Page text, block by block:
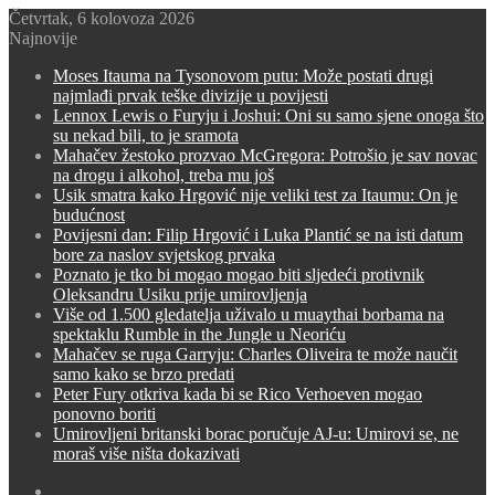
Četvrtak, 6 kolovoza 2026
Najnovije
Moses Itauma na Tysonovom putu: Može postati drugi
najmlađi prvak teške divizije u povijesti
Lennox Lewis o Furyju i Joshui: Oni su samo sjene onoga što
su nekad bili, to je sramota
Mahačev žestoko prozvao McGregora: Potrošio je sav novac
na drogu i alkohol, treba mu još
Usik smatra kako Hrgović nije veliki test za Itaumu: On je
budućnost
Povijesni dan: Filip Hrgović i Luka Plantić se na isti datum
bore za naslov svjetskog prvaka
Poznato je tko bi mogao mogao biti sljedeći protivnik
Oleksandru Usiku prije umirovljenja
Više od 1.500 gledatelja uživalo u muaythai borbama na
spektaklu Rumble in the Jungle u Neoriću
Mahačev se ruga Garryju: Charles Oliveira te može naučit
samo kako se brzo predati
Peter Fury otkriva kada bi se Rico Verhoeven mogao
ponovno boriti
Umirovljeni britanski borac poručuje AJ-u: Umirovi se, ne
moraš više ništa dokazivati